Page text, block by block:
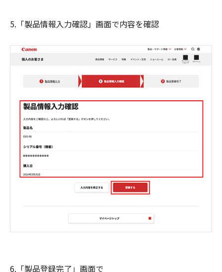
5.「製品情報入力確認」画面で内容を確認
6.「製品登録完了」画面で